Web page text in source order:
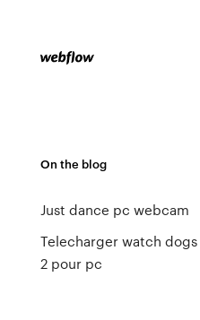
On the blog
Just dance pc webcam
Telecharger watch dogs
2 pour pc